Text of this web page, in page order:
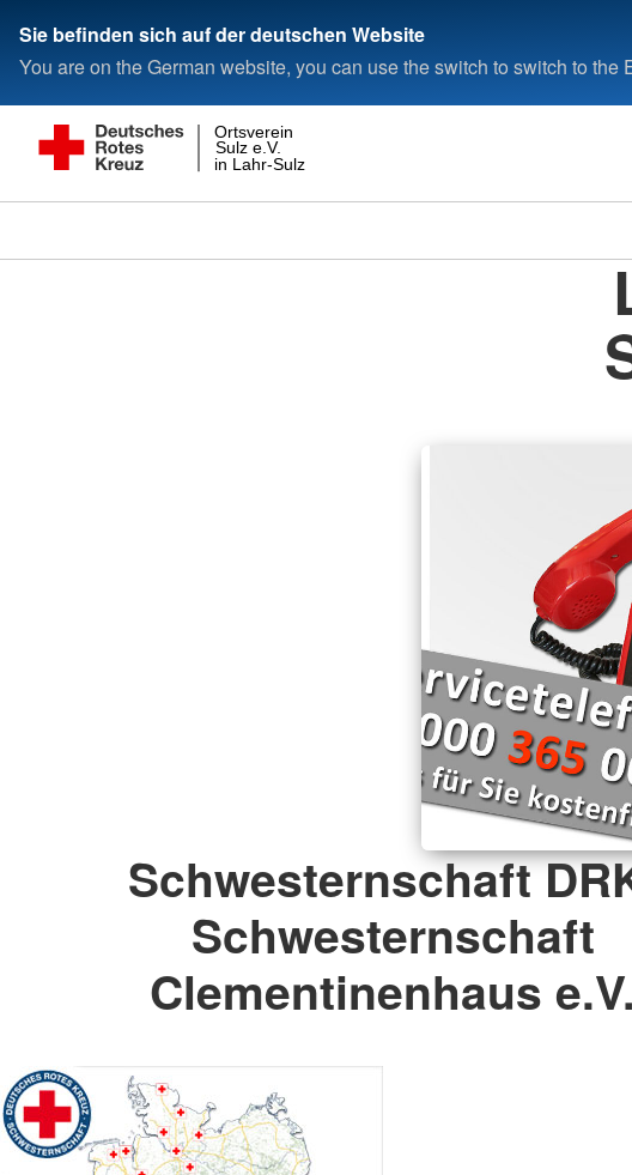
Sie befinden sich auf der deutschen Website
You are on the German website, you can use the switch to switch to the
in Lahr-Sulz
Sulz e.V.
Ortsverein
Schwesternschaft
Schwesternschaft
Clementinenhaus e.V.